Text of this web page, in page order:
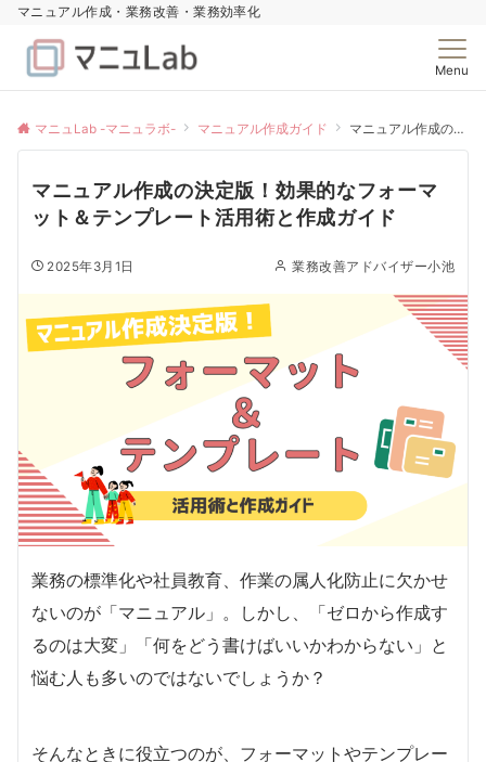
マニュアル作成・業務改善・業務効率化
Menu
マニュLab -マニュラボ- マニュアル作成ガイド マニュアル作成の決定版！効果的なフォーマット＆テンプレート活用術と作成ガイド
マニュアル作成の決定版！効果的なフォーマ
ット＆テンプレート活用術と作成ガイド
2025年3月1日 業務改善アドバイザー小池
業務の標準化や社員教育、作業の属人化防止に欠かせ
ないのが「マニュアル」。しかし、「ゼロから作成す
るのは大変」「何をどう書けばいいかわからない」と
悩む人も多いのではないでしょうか？
そんなときに役立つのが、フォーマットやテンプレー